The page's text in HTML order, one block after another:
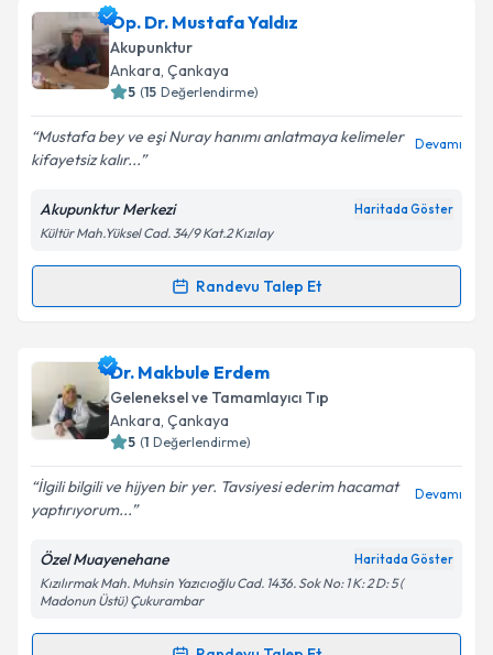
Uzm. Dr. İlkay Arıcaniçin randevu takvimi talebi
oluşturun. Size bu uzmandan randevu almanız için bir
takvim hazırlandığında e-posta ile bilgilendireceğiz.
Kişisel verilerimin işlenmesine ilişkin
Aydınlatma
Metni'ni okudum ve kişisel verilerimin belirtilen
kapsamda işlenmesini kabul ediyorum.
Op. Dr. Mustafa Yaldız
Akupunktur
Ankara, Çankaya
5 (15 Değerlendirme)
Mustafa bey ve eşi Nuray hanımı anlatmaya kelimeler
kifayetsiz kalır...
Devamı
Akupunktur Merkezi Haritada Göster
Kültür Mah.Yüksel Cad. 34/9 Kat.2 Kızılay
Randevu Talep Et
Randevu Takvimi Talebi
Op. Dr. Mustafa Yaldıziçin randevu takvimi talebi
oluşturun. Size bu uzmandan randevu almanız için bir
takvim hazırlandığında e-posta ile bilgilendireceğiz.
Kişisel verilerimin işlenmesine ilişkin
Aydınlatma
Metni'ni okudum ve kişisel verilerimin belirtilen
kapsamda işlenmesini kabul ediyorum.
Dr. Makbule Erdem
Geleneksel ve Tamamlayıcı Tıp
Ankara, Çankaya
5 (1 Değerlendirme)
İlgili bilgili ve hijyen bir yer. Tavsiyesi ederim hacamat
yaptırıyorum...
Devamı
Özel Muayenehane Haritada Göster
Kızılırmak Mah. Muhsin Yazıcıoğlu Cad. 1436. Sok No: 1 K: 2 D: 5 (
Madonun Üstü) Çukurambar